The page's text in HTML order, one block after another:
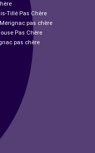
Tillé Pas Chère
pas chère
Pas Chère
pas chère